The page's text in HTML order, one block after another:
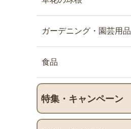
ガーデニング・園芸用品
食品
特集・キャンペーン